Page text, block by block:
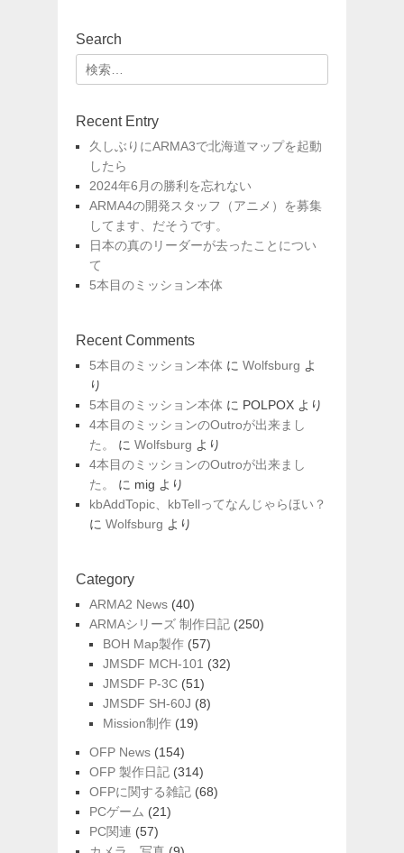
ゲ
ー
シ
ン
Search
索:
Recent Entry
久しぶりにARMA3で北海道マップを起動
したら
2024年6月の勝利を忘れない
ARMA4の開発スタッフ（アニメ）を募集
してます、だそうです。
日本の真のリーダーが去ったことについ
て
5本目のミッション本体
Recent Comments
5本目のミッション本体 に Wolfsburg よ
り
5本目のミッション本体 に POLPOX より
4本目のミッションのOutroが出来まし
た。
に Wolfsburg より
4本目のミッションのOutroが出来まし
た。
に mig より
kbAddTopic、kbTellってなんじゃらほい？
に Wolfsburg より
Category
ARMA2 News (40)
ARMAシリーズ 制作日記 (250)
BOH Map製作 (57)
JMSDF MCH-101 (32)
JMSDF P-3C (51)
JMSDF SH-60J (8)
Mission制作 (19)
OFP News (154)
OFP 製作日記 (314)
OFPに関する雑記 (68)
PCゲーム (21)
PC関連 (57)